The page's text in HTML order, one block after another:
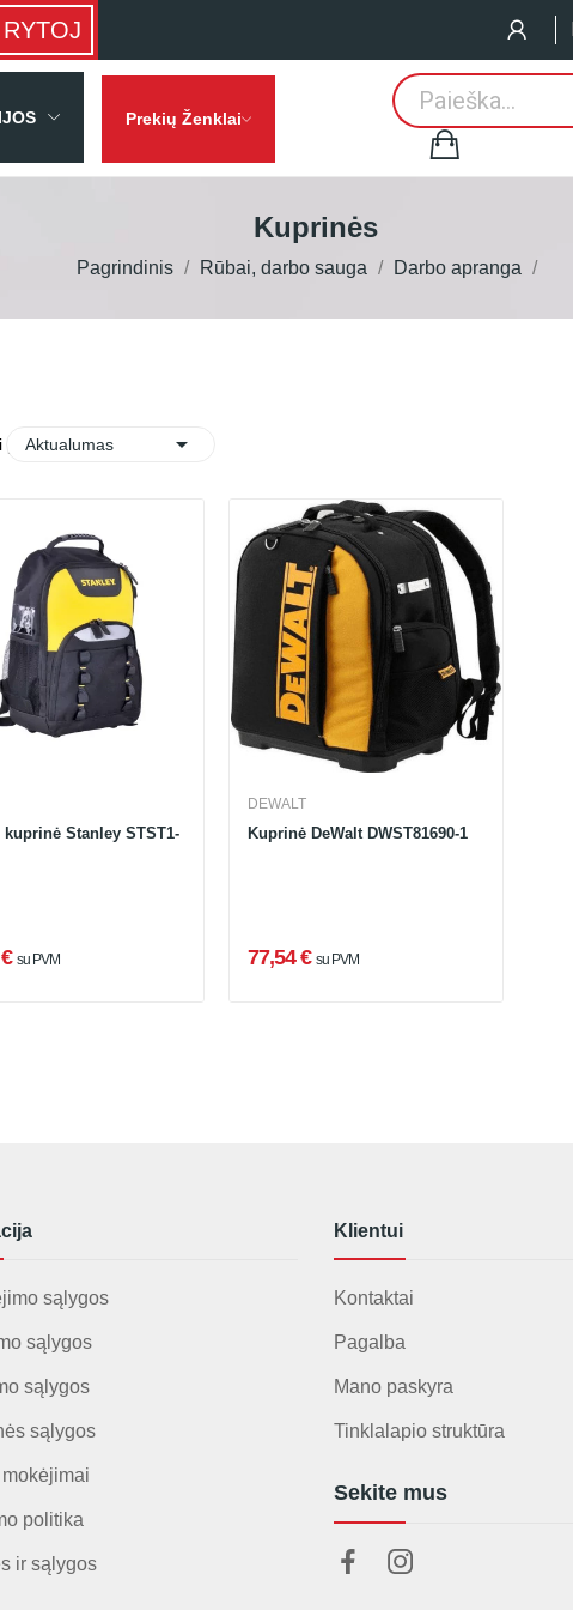
Prekių Ženklai
Kuprinės
Pagrindinis Rūbai, darbo sauga Darbo apranga
pagal:
Aktualumas 
kuprinė Stanley STST1-
su PVM
DEWALT
Kuprinė DeWalt DWST81690-1
77,54 € su PVM
sąlygos
sąlygos
sąlygos
sąlygos
politika
ir sąlygos
Klientui
Kontaktai
Pagalba
Mano paskyra
Tinklalapio struktūra
Sekite mus